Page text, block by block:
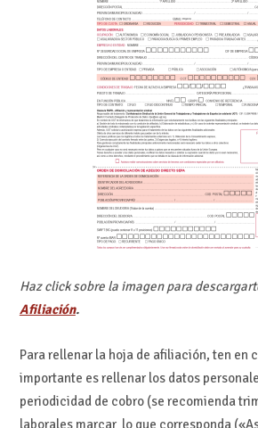
Haz click sobre la imagen para
Afiliación.
Para rellenar la hoja de afiliación, ten en
importante es rellenar los datos
periodicidad de cobro (se recomienda
laborales marcar lo que corresponda